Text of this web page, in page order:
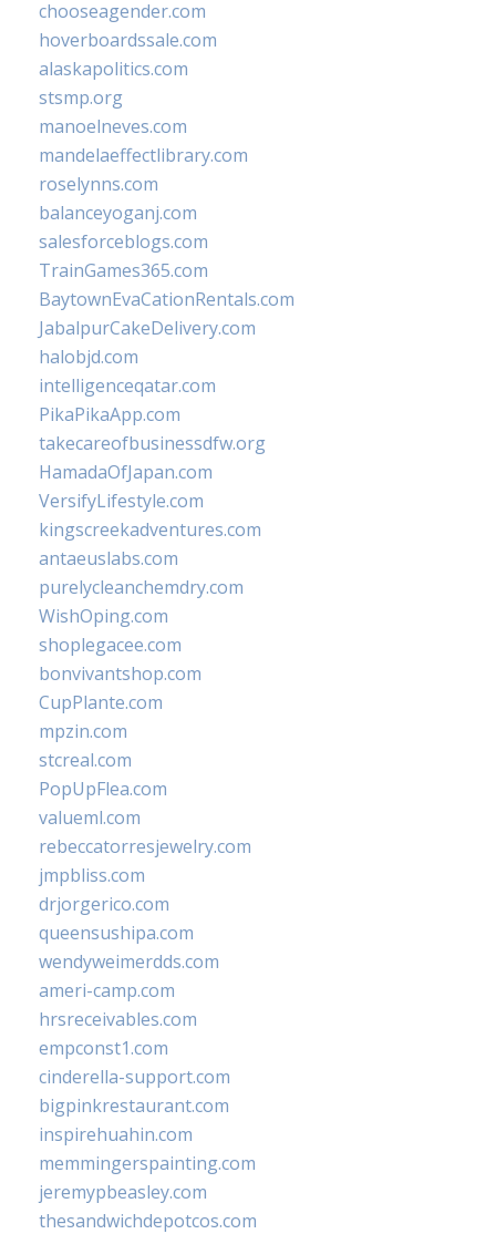
chooseagender.com
hoverboardssale.com
alaskapolitics.com
stsmp.org
manoelneves.com
mandelaeffectlibrary.com
roselynns.com
balanceyoganj.com
salesforceblogs.com
TrainGames365.com
BaytownEvaCationRentals.com
JabalpurCakeDelivery.com
halobjd.com
intelligenceqatar.com
PikaPikaApp.com
takecareofbusinessdfw.org
HamadaOfJapan.com
VersifyLifestyle.com
kingscreekadventures.com
antaeuslabs.com
purelycleanchemdry.com
WishOping.com
shoplegacee.com
bonvivantshop.com
CupPlante.com
mpzin.com
stcreal.com
PopUpFlea.com
valueml.com
rebeccatorresjewelry.com
jmpbliss.com
drjorgerico.com
queensushipa.com
wendyweimerdds.com
ameri-camp.com
hrsreceivables.com
empconst1.com
cinderella-support.com
bigpinkrestaurant.com
inspirehuahin.com
memmingerspainting.com
jeremypbeasley.com
thesandwichdepotcos.com